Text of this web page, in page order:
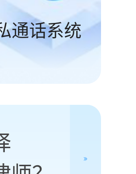
通话系统